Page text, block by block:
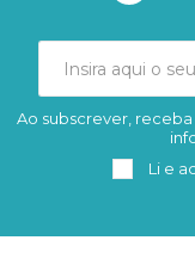
Ao subscrever,
Li e